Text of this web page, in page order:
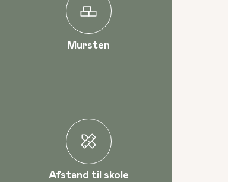
Mursten
Afstand til skole